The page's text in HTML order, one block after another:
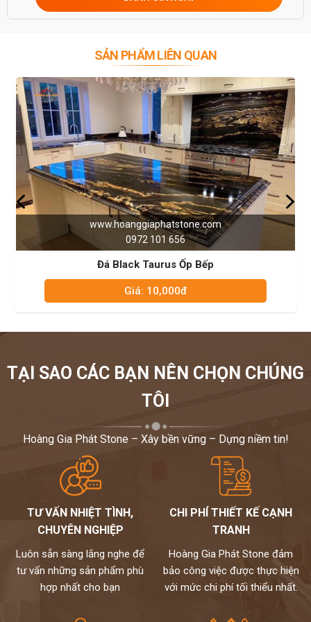
0946916986
SẢN PHẨM LIÊN QUAN
www.hoanggiaphatstone.com
0972 101 656
Đá Black Taurus Ốp Bếp
Giá: 10,000đ
TẠI SAO CÁC BẠN NÊN CHỌN CHÚNG
TÔI
Hoàng Gia Phát Stone – Xây bền vững – Dựng niềm tin!
TƯ VẤN NHIỆT TÌNH,
CHUYÊN NGHIỆP
Luôn sẵn sàng lắng nghe để
tư vấn những sản phẩm phù
hợp nhất cho bạn
CHI PHÍ THIẾT KẾ CẠNH
TRANH
Hoàng Gia Phát Stone đảm
bảo công việc được thực hiện
với mức chi phí tối thiểu nhất.